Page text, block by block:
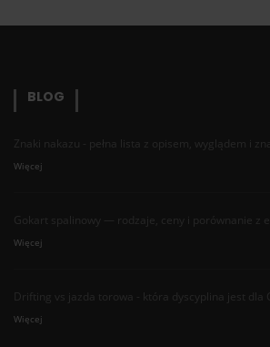
BLOG
Znaki nakazu - pełna lista z opisem, wyglądem i
Więcej
Gokart spalinowy — rodzaje, ceny i porównanie z
Więcej
Drifting vs jazda torowa - która dyscyplina jest dla
Więcej